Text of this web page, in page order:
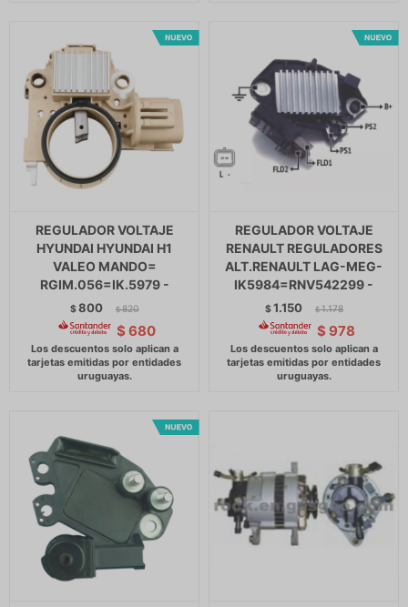
REGULADOR VOLTAJE
HYUNDAI HYUNDAI H1
VALEO MANDO=
RGIM.056=IK.5979 -
$800 $ 820
$ 680
REGULADOR VOLTAJE
RENAULT REGULADORES
ALT.RENAULT LAG-MEG-
IK5984=RNV542299 -
$1.150 $ 1.178
$ 978